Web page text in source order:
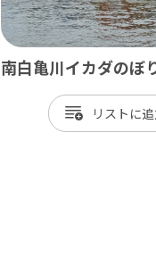
南白亀川イカダのぼ
リスト